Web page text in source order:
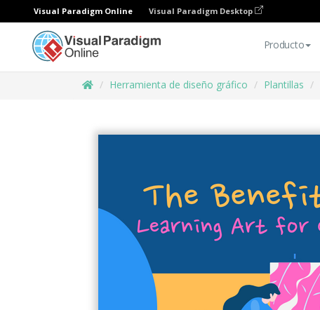
Visual Paradigm Online Visual Paradigm Desktop
Producto
Herramienta de diseño gráfico Plantillas